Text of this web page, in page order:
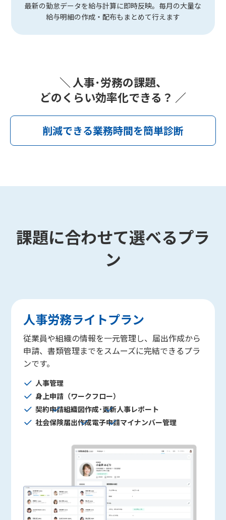
最新の勤怠データを給与計算に即時反映。毎月の大量な
給与明細の作成・配布もまとめて行えます
＼ 人事･労務の課題、
どのくらい効率化できる？ ／
削減できる業務時間を簡単診断
課題に合わせて選べるプラ
ン
人事労務ライトプラン
従業員や組織の情報を一元管理し、届出作成から
申請、書類管理までをスムーズに完結できるプラ
ンです。
人事管理
身上申請（ワークフロー）
契約申請組織図作成･更新人事レポート
社会保険届出作成電子申請マイナンバー管理